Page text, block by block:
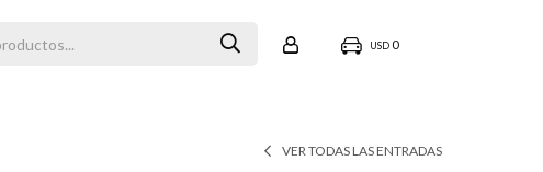
USD 0
VER TODAS LAS ENTRADAS